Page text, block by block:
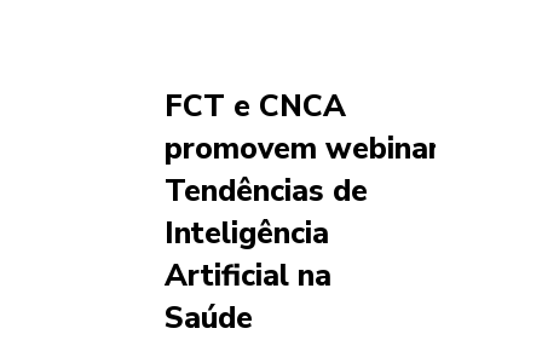
FCT e CNCA
promovem webinar sobre
Tendências de
Inteligência
Artificial na
Saúde